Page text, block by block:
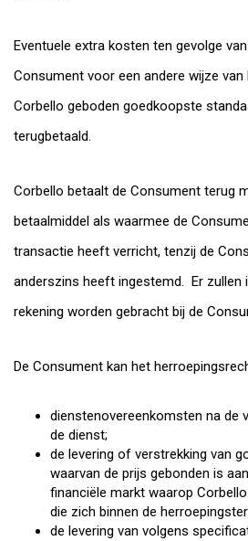
Eventuele extra kosten ten gevolge
Consument voor een andere wijze van
Corbello geboden goedkoopste
terugbetaald.
Corbello betaalt de Consument terug
betaalmiddel als waarmee de
transactie heeft verricht, tenzij de
anderszins heeft ingestemd. Er zullen
rekening worden gebracht bij de
De Consument kan het
dienstenovereenkomsten na de
de dienst;
de levering of verstrekking van
waarvan de prijs gebonden is
financiële markt waarop
die zich binnen de
de levering van volgens